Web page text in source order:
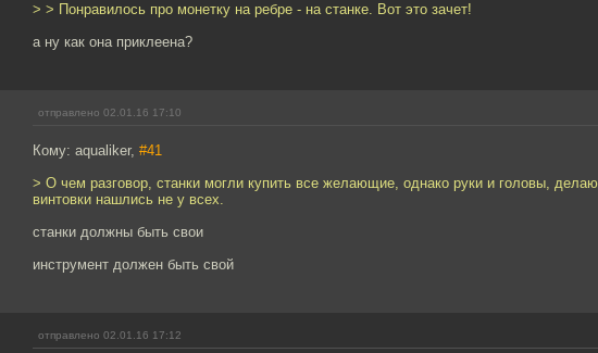
> > Понравилось про монетку на ребре - на станке. Вот это зачет!
а ну как она приклеена?
отправлено 02.01.16 17:10
Кому: aqualiker, #41
> О чем разговор, станки могли купить все желающие, однако руки и головы,
винтовки нашлись не у всех.
станки должны быть свои
инструмент должен быть свой
отправлено 02.01.16 17:12